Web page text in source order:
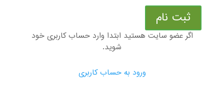
ثبت نام
اگر عضو سایت هستید ابتدا وارد حساب کاربری خود
شوید.
ورود به حساب کاربری